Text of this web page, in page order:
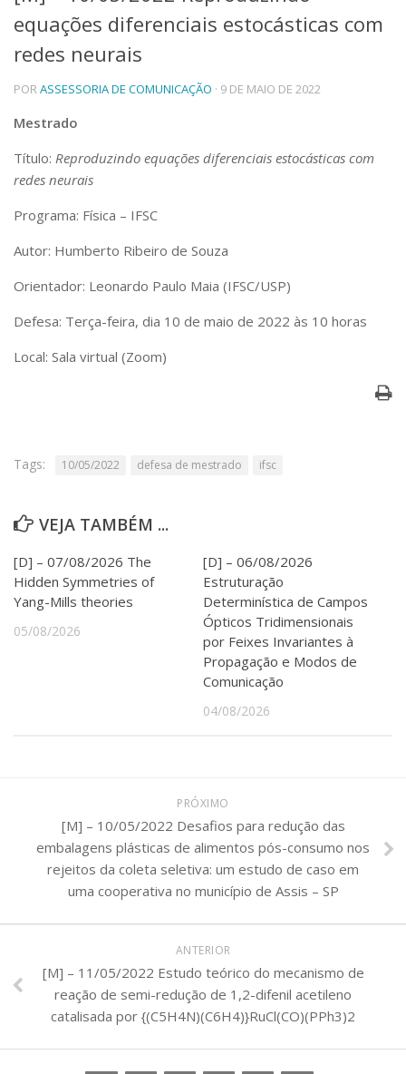
Telefones e Mapas
Pessoas
Ensino
Graduação
Educação a distância
Pesquisa e Inovação
Centros, Núcleos e Projetos em Rede
Iniciação Científica
Transferência de Tecnologia
Empresas Juniores
Extensão à Comunidade
Projetos, Programas e Cursos
Artes, Cultura e Esportes
Apoio ao Estudante
Outros serviços
Assessorias e Mídias
Aplicativos e Sites
Jornal da USP
Agenda de Eventos
equações diferenciais estocásticas com
redes neurais
PORASSESSORIA DE COMUNICAÇÃO · 9 DE MAIO DE 2022
Mestrado
Título: Reproduzindo equações diferenciais estocásticas com
redes neurais
Programa: Física – IFSC
Autor: Humberto Ribeiro de Souza
Orientador: Leonardo Paulo Maia (IFSC/USP)
Defesa: Terça-feira, dia 10 de maio de 2022 às 10 horas
Local: Sala virtual (Zoom)
Tags: 10/05/2022 defesa de mestrado ifsc
VEJA TAMBÉM ...
[D] – 07/08/2026 The
Hidden Symmetries of
Yang-Mills theories
05/08/2026
[D] – 06/08/2026
Estruturação
Determinística de Campos
Ópticos Tridimensionais
por Feixes Invariantes à
Propagação e Modos de
Comunicação
04/08/2026
PRÓXIMO
[M] – 10/05/2022 Desafios para redução das
embalagens plásticas de alimentos pós-consumo nos
rejeitos da coleta seletiva: um estudo de caso em
uma cooperativa no município de Assis – SP
ANTERIOR
[M] – 11/05/2022 Estudo teórico do mecanismo de
reação de semi-redução de 1,2-difenil acetileno
catalisada por {(C5H4N)(C6H4)}RuCl(CO)(PPh3)2